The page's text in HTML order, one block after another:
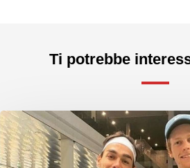
Ti potrebbe